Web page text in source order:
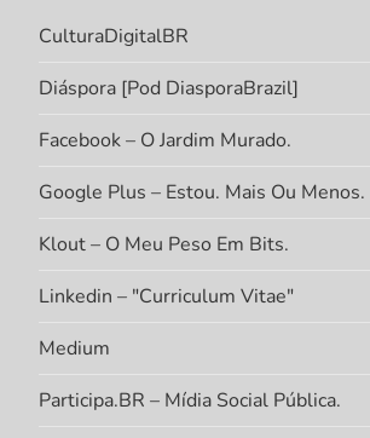
CulturaDigitalBR
Diáspora [Pod DiasporaBrazil]
Facebook – O Jardim Murado.
Google Plus – Estou. Mais Ou Menos.
Klout – O Meu Peso Em Bits.
Linkedin – "Curriculum Vitae"
Medium
Participa.BR – Mídia Social Pública.